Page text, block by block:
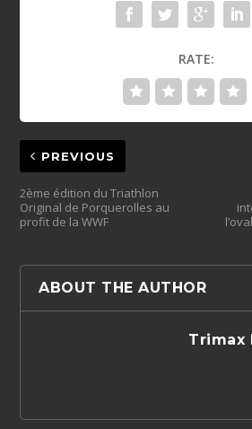
RATE:
PREVIOUS
2ème édition du Triathlon
Original de Porquerolles au
profit de la WWF
ABOUT THE AUTHOR
Trimax